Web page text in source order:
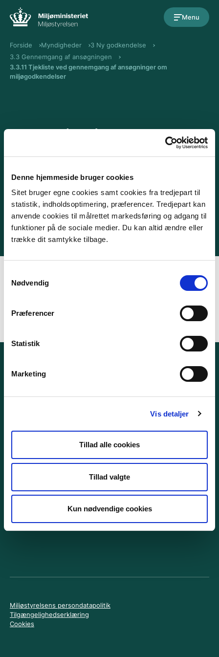
Denne hjemmeside bruger cookies
Sitet bruger egne cookies samt cookies fra tredjepart til
statistik, indholdsoptimering, præferencer. Tredjepart kan
anvende cookies til målrettet markedsføring og adgang til
funktioner på de sociale medier. Du kan altid ændre eller
trække dit samtykke tilbage.
Nødvendig
Præferencer
Statistik
Marketing
Vis detaljer
Tillad alle cookies
Tillad valgte
Kun nødvendige cookies
Menu
Forside Myndigheder
3 Ny godkendelse
3.3 Gennemgang af ansøgningen
3.3.11 Tjekliste ved gennemgang af ansøgninger om
miljøgodkendelser
3.3.11 Tjekliste ved
gennemgang af
ansøgninger om
miljøgodkendelser
Du finder tjeklisten her -
Tjekliste ved gennemgang af
Indhold og historik
Spørgsmål til denne vejledning kan sendes til:
Miljøstyrelsens Informationscenter
Miljøstyrelsens persondatapolitik
Tilgængelighedserklæring
Cookies